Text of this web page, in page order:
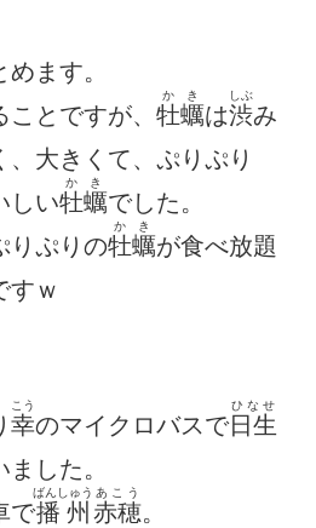
ます。
とですが、 牡蠣
かき
は渋
しぶ
み
、大きくて、ぷりぷり
しい牡蠣
かき
でした。
りぷりの牡蠣
かき
が食べ放題
すｗ
幸
こう
のマイクロバスで日生
ひなせ
した。
で播州
ばんしゅう
赤穂
あこう
。